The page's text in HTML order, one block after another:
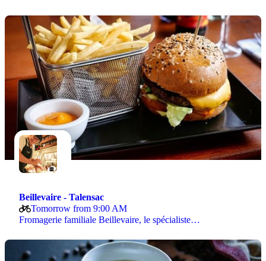
Beillevaire - Talensac
Tomorrow from 9:00 AM
Fromagerie familiale Beillevaire, le spécialiste…